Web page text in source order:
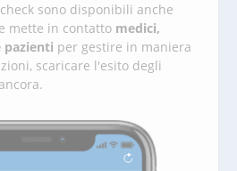
sono disponibili anche
mette in contatto medici,
pazienti per gestire in maniera
scaricare l'esito degli